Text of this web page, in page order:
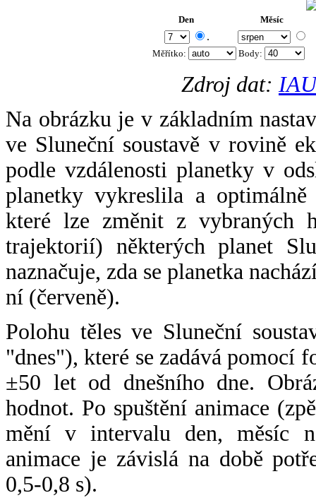
Den Měsíc
.
Měřítko: Body:
Zdroj dat:
Na obrázku je v základním
ve Sluneční soustavě v rovině
podle vzdálenosti planetky v
planetky vykreslila a
které lze změnit z vybraných
trajektorií) některých planet
naznačuje, zda se planetka
ní (červeně).
Polohu těles ve Sluneční
"dnes"), které se zadává pomocí
±50 let od dnešního dne.
hodnot. Po spuštění animace
mění v intervalu den, měsíc
animace je závislá na době
0,5-0,8 s).